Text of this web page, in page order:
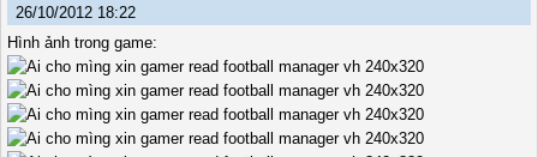
26/10/2012 18:22
Hình ảnh trong game: